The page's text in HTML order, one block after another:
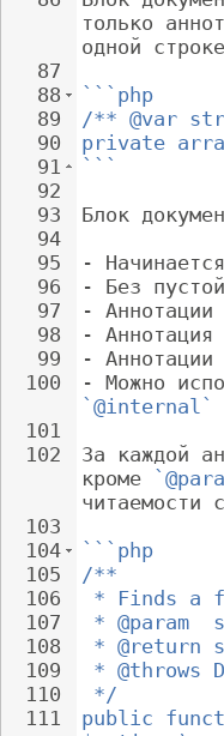
87
88
89
90
91
92
93
94
95
96
97
98
99
100
101
102
103
104
105
106
107
108
109
110
111
только
одной
```php
/** @var
private
```
Блок
-
- Без
- Аннотации
- Аннотация
- Аннотации
- Можно
`@internal`
За каждой
кроме
читаемости
```php
/**
* Finds a
* @param
* @return
* @throws
*/
public